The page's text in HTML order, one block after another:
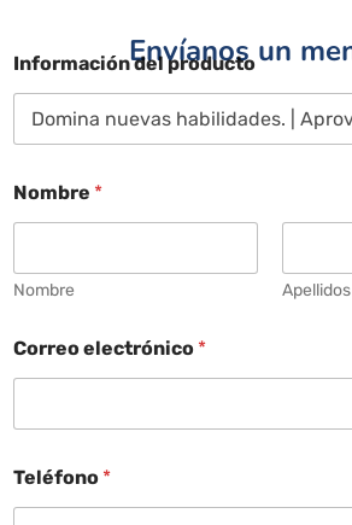
Envíanos un
Información del producto
Nombre *
Nombre Apellidos
Correo electrónico *
Teléfono *